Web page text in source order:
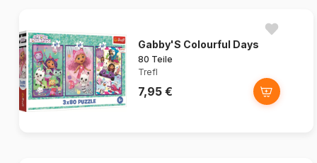
Gabby'S Colourful Days
80 Teile
Trefl
7,95 €